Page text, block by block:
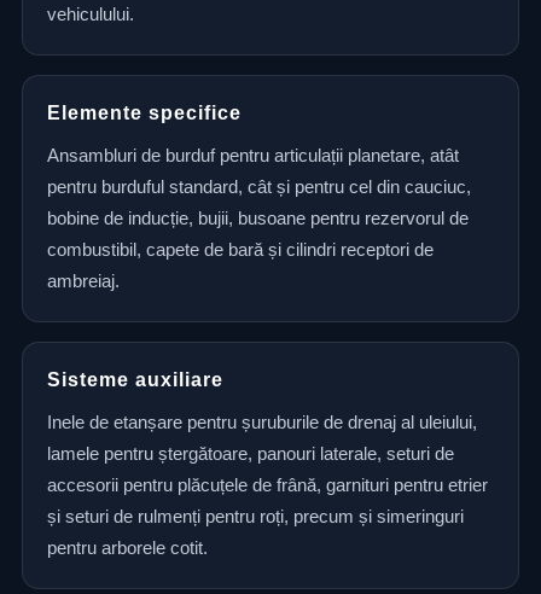
vehiculului.
Elemente specifice
Ansambluri de burduf pentru articulații planetare, atât
pentru burduful standard, cât și pentru cel din cauciuc,
bobine de inducție, bujii, busoane pentru rezervorul de
combustibil, capete de bară și cilindri receptori de
ambreiaj.
Sisteme auxiliare
Inele de etanșare pentru șuruburile de drenaj al uleiului,
lamele pentru ștergătoare, panouri laterale, seturi de
accesorii pentru plăcuțele de frână, garnituri pentru etrier
și seturi de rulmenți pentru roți, precum și simeringuri
pentru arborele cotit.